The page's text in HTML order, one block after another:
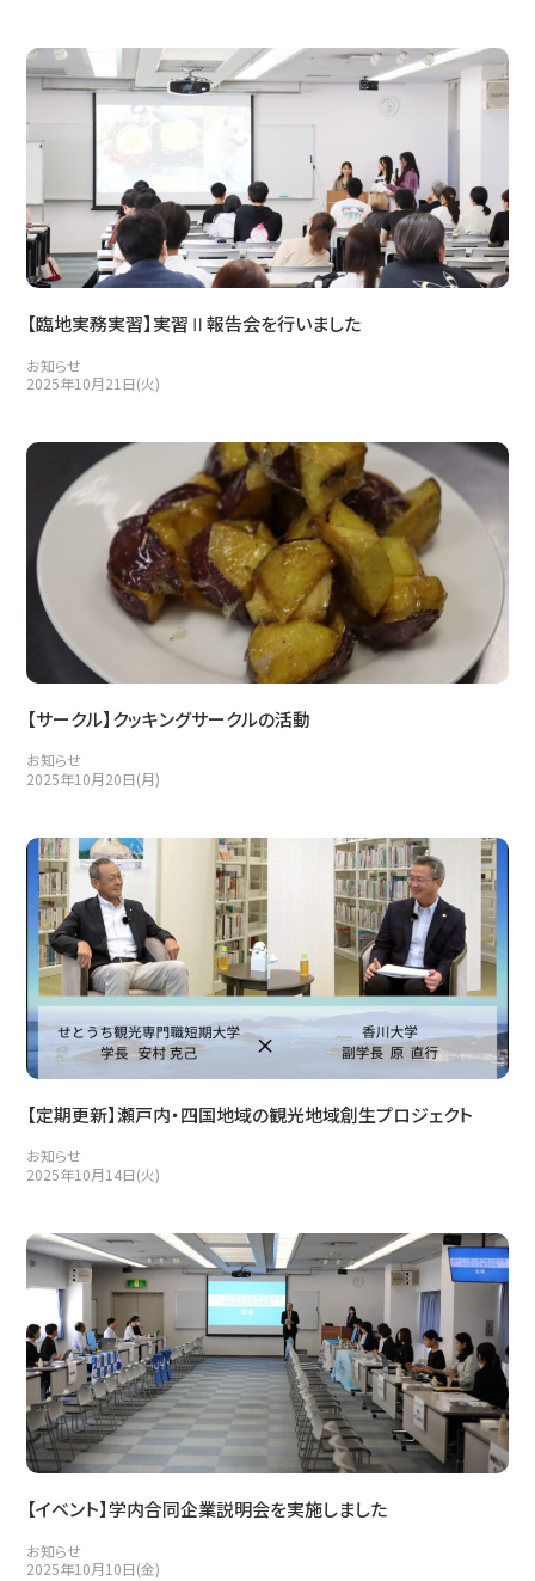
【臨地実務実習】実習Ⅱ報告会を行いました
お知らせ
2025年10月21日(火)
【サークル】クッキングサークルの活動
お知らせ
2025年10月20日(月)
【定期更新】瀬戸内・四国地域の観光地域創生プロジェクト
お知らせ
2025年10月14日(火)
【イベント】学内合同企業説明会を実施しました
お知らせ
2025年10月10日(金)